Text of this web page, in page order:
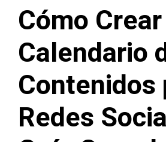
Cómo
Calendario
Contenidos
Redes